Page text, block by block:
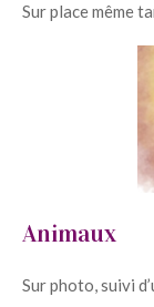
Sur place même
Animaux
Sur photo, suivi